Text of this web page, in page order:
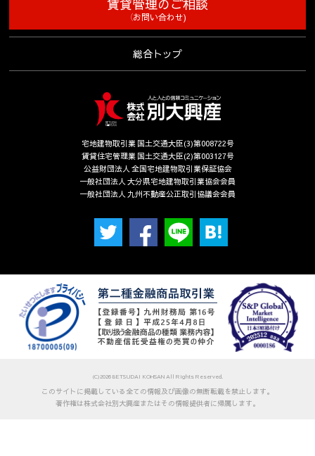
宅地建物取引業 国土交通大臣(3)第008722号
賃貸住宅管理業 国土交通大臣(2)第003127号
公益財団法人 全国宅地建物取引業保証協会
一般社団法人 大分県宅地建物取引業協会会員
一般社団法人 九州不動産公正取引協議会会員
賃貸管理のご相談
（お問い合わせ)
総合トップ
(C)2026 BETSUDAI KOHSAN All Rights Reserved.
このサイトに掲載している全ての情報及び画像の無断転載を禁止します。
著作権は株式会社別大興産またはその情報提供者に帰属します。